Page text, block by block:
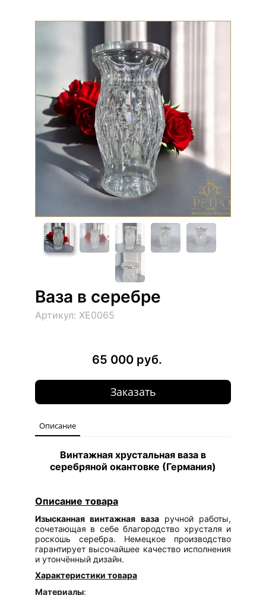
Ваза в серебре
Артикул: ХЕ0065
65 000 руб.
Заказать
Описание
Винтажная хрустальная ваза в
серебряной окантовке (Германия)
Описание товара
Изысканная винтажная вазаручной работы,
сочетающая в себе благородство хрусталя и
роскошь серебра. Немецкое производство
гарантирует высочайшее качество исполнения
и утончённый дизайн.
Характеристики товара
Материалы: